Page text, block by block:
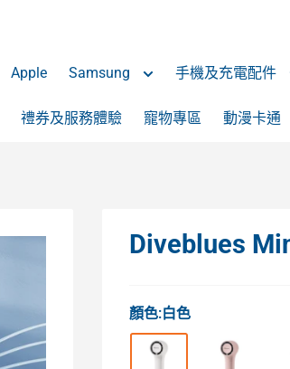
Apple Samsung 手機及充電配件
禮券及服務體驗 寵物專區 動漫卡通
Diveblues
顏色:白色